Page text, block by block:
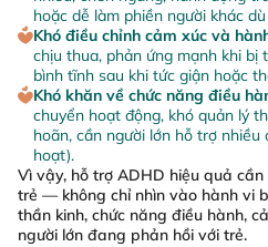
hoặc dễ làm phiền người khác
Khó điều chỉnh cảm xúc và
chịu thua, phản ứng mạnh khi bị
bình tĩnh sau khi tức giận hoặc
Khó khăn về chức năng điều
chuyển hoạt động, khó quản lý
hoãn, cần người lớn hỗ trợ
hoạt).
Vì vậy, hỗ trợ ADHD hiệu quả
trẻ — không chỉ nhìn vào hành vi
thần kinh, chức năng điều hành,
người lớn đang phản hồi với trẻ.